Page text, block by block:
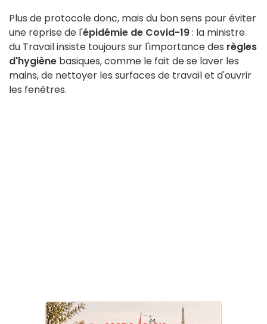
Plus de protocole donc, mais du bon sens pour éviter
une reprise de l'épidémie de Covid-19: la ministre
du Travail insiste toujours sur l'importance des règles
d'hygiène basiques, comme le fait de se laver les
mains, de nettoyer les surfaces de travail et d'ouvrir
les fenêtres.